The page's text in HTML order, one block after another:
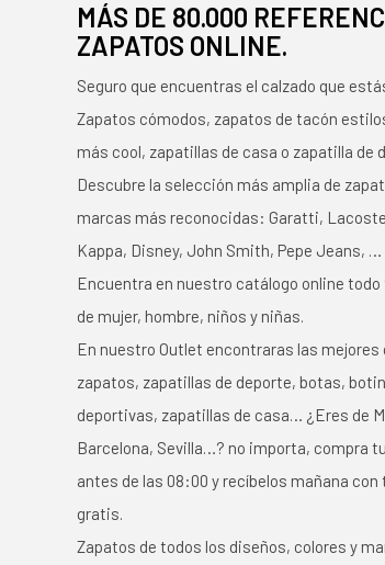
MÁS DE 80.000
ZAPATOS ONLINE.
Seguro que encuentras el calzado que
Zapatos cómodos, zapatos de tacón
más cool, zapatillas de casa o zapatilla de
Descubre la selección más amplia de
marcas más reconocidas: Garatti,
Kappa, Disney, John Smith, Pepe Jeans,
Encuentra en nuestro catálogo online
de mujer, hombre, niños y niñas.
En nuestro Outlet encontraras las mejores
zapatos, zapatillas de deporte, botas,
deportivas, zapatillas de casa… ¿Eres de
Barcelona, Sevilla…? no importa, compra
antes de las 08:00 y recíbelos mañana
gratis.
Zapatos de todos los diseños, colores y